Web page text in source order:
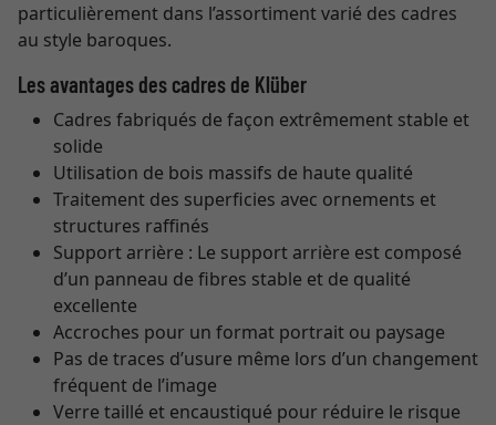
particulièrement dans l’assortiment varié des cadres
au style baroques.
Les avantages des cadres de Klüber
Cadres fabriqués de façon extrêmement stable et
solide
Utilisation de bois massifs de haute qualité
Traitement des superficies avec ornements et
structures raffinés
Support arrière : Le support arrière est composé
d’un panneau de fibres stable et de qualité
excellente
Accroches pour un format portrait ou paysage
Pas de traces d’usure même lors d’un changement
fréquent de l’image
Verre taillé et encaustiqué pour réduire le risque